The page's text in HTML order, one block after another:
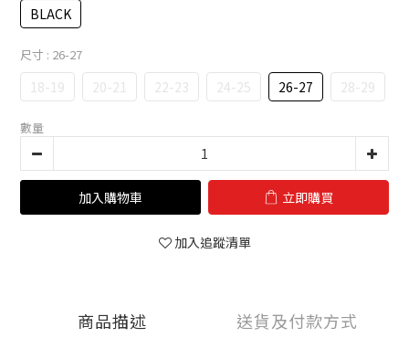
BLACK
尺寸 : 26-27
18-19 20-21 22-23 24-25 26-27 28-29
數量
加入購物車 立即購買
加入追蹤清單
商品描述 送貨及付款方式